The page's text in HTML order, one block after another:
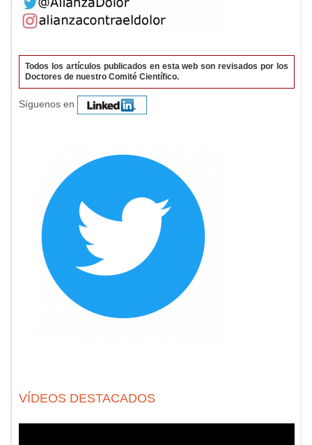
Todos los artículos publicados en esta web son revisados por los
Doctores de nuestro Comité Científico.
Síguenos en
VÍDEOS DESTACADOS